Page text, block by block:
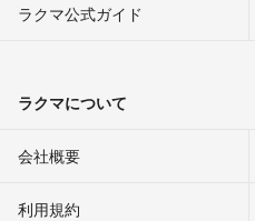
ラクマ公式ガイド
ラクマについて
会社概要
利用規約